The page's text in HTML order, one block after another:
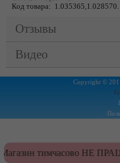
Код товара: 1.035365,1.028570.
Отзывы
Видео
Copyright ©
тимчасово НЕ